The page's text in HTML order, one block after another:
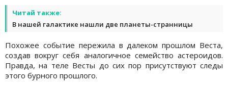
Читай также:
В нашей галактике нашли две планеты-странницы
Похожее событие пережила в далеком прошлом Веста,
создав вокруг себя аналогичное семейство астероидов.
Правда, на теле Весты до сих пор присутствуют следы
этого бурного прошлого.